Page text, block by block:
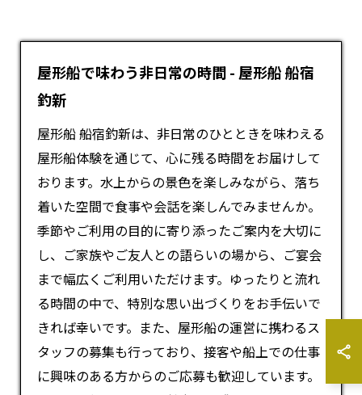
屋形船で味わう非日常の時間 - 屋形船 船宿
釣新
屋形船 船宿釣新は、非日常のひとときを味わえる
屋形船体験を通じて、心に残る時間をお届けして
おります。水上からの景色を楽しみながら、落ち
着いた空間で食事や会話を楽しんでみませんか。
季節やご利用の目的に寄り添ったご案内を大切に
し、ご家族やご友人との語らいの場から、ご宴会
まで幅広くご利用いただけます。ゆったりと流れ
る時間の中で、特別な思い出づくりをお手伝いで
きれば幸いです。また、屋形船の運営に携わるス
タッフの募集も行っており、接客や船上での仕事
に興味のある方からのご応募も歓迎しています。